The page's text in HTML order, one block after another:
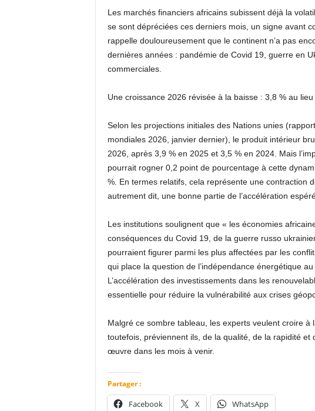
Les marchés financiers africains subissent déjà la
se sont dépréciées ces derniers mois, un signe avant
rappelle douloureusement que le continent n’a pas
dernières années : pandémie de Covid 19, guerre en
commerciales.
Une croissance 2026 révisée à la baisse : 3,8 % au
Selon les projections initiales des Nations unies
mondiales 2026, janvier dernier), le produit intérieur
2026, après 3,9 % en 2025 et 3,5 % en 2024. Mais
pourrait rogner 0,2 point de pourcentage à cette
%. En termes relatifs, cela représente une contraction
autrement dit, une bonne partie de l’accélération
Les institutions soulignent que « les économies
conséquences du Covid 19, de la guerre russo
pourraient figurer parmi les plus affectées par les
qui place la question de l’indépendance énergétique
L’accélération des investissements dans les
essentielle pour réduire la vulnérabilité aux crises
Malgré ce sombre tableau, les experts veulent croire à
toutefois, préviennent ils, de la qualité, de la rapidité et
œuvre dans les mois à venir.
Partager :
Facebook X WhatsApp